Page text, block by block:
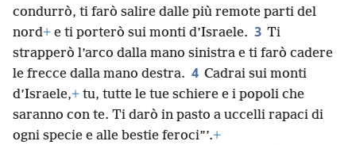
condurrò, ti farò salire dalle più remote parti del
nord+ e ti porterò sui monti d’Israele. 3 Ti
strapperò l’arco dalla mano sinistra e ti farò cadere
le frecce dalla mano destra. 4 Cadrai sui monti
d’Israele,+ tu, tutte le tue schiere e i popoli che
saranno con te. Ti darò in pasto a uccelli rapaci di
ogni specie e alle bestie feroci”’.+